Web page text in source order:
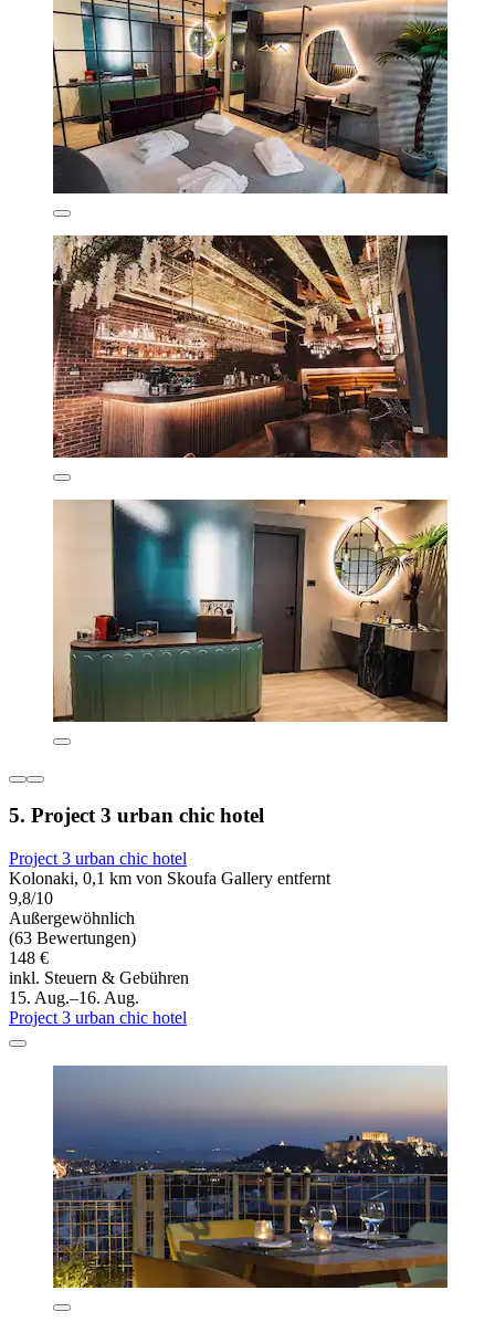
5. Project 3 urban chic hotel
Project 3 urban chic hotel
Kolonaki, 0,1 km von Skoufa Gallery entfernt
9,8/10
Außergewöhnlich
(63 Bewertungen)
148 €
inkl. Steuern & Gebühren
15. Aug.–16. Aug.
Project 3 urban chic hotel